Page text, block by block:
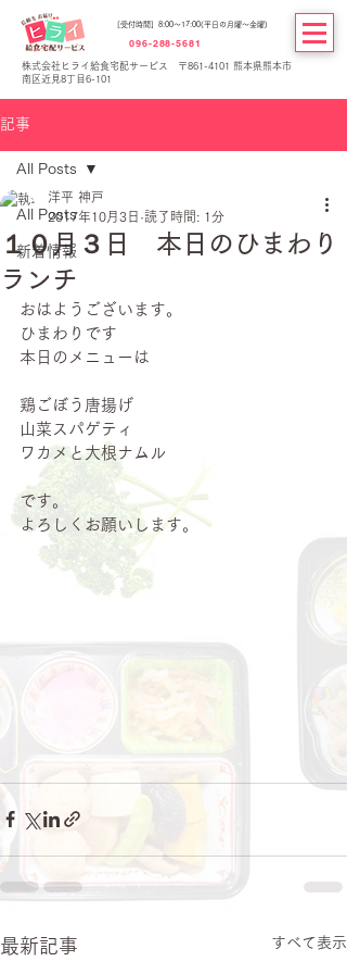
[受付時間] 8:00～17:00(平日の月曜～金曜)
096-288-5681
株式会社ヒライ給食宅配サービス 〒861-4101 熊本県熊本市
南区近見8丁目6-101
記事
All Posts
新着情報
All Posts
１０月３日 本日のひまわり
ランチ
洋平 神戸
2017年10月3日 読了時間: 1分
おはようございます。
ひまわりです
本日のメニューは
鶏ごぼう唐揚げ
山菜スパゲティ
ワカメと大根ナムル
です。
よろしくお願いします。
最新記事 すべて表示